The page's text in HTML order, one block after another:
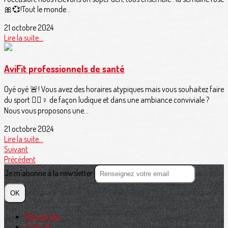
🎀💞!Tout le monde...
21 octobre 2024
Lire la suite...
AviFit professionnels de santé
Oyé oyé 🚨! Vous avez des horaires atypiques mais vous souhaitez faire
du sport 🏋🏽♀️ de façon ludique et dans une ambiance conviviale ?
Nous vous proposons une...
21 octobre 2024
Lire la suite...
Suivant
Précédent
Je m'abonne à la newsletter
OK
Plan du site